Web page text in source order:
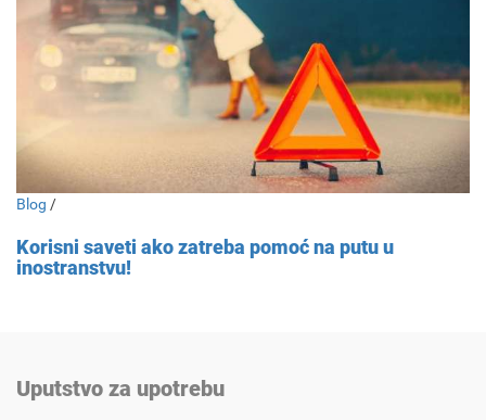
Blog /
Korisni saveti ako zatreba pomoć na putu u
inostranstvu!
Uputstvo za upotrebu